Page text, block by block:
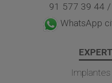
91 577 39 44 /
WhatsApp